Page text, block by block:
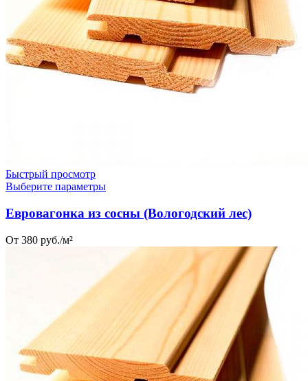
Быстрый просмотр
Выберите параметры
Евровагонка из сосны (Вологодский лес)‎
От 380 руб./м²